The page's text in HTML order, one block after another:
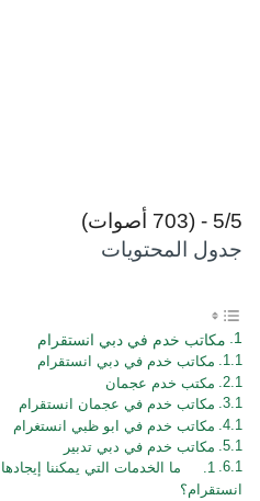
5/5 - (703 أصوات)
جدول المحتويات
مكاتب خدم في دبي انستقرام
مكاتب خدم في دبي انستقرام
مكتب خدم عجمان
مكاتب خدم في عجمان انستقرام
مكاتب خدم في ابو ظبي انستغرام
مكاتب خدم في دبي تدبير
1. ما الخدمات التي يمكننا
انستقرام؟